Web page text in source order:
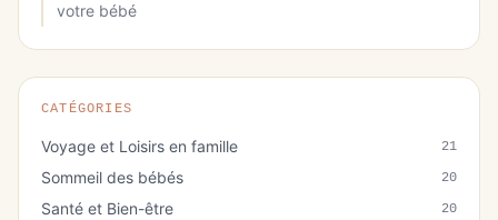
votre bébé
CATÉGORIES
Voyage et Loisirs en famille 21
Sommeil des bébés 20
Santé et Bien-être 20